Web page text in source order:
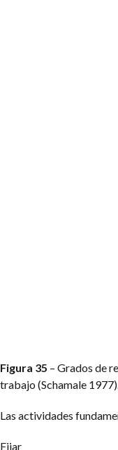
Figura 35 – Grados de
trabajo (Schamale 1977).
Las actividades
Fijar